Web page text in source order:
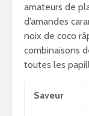
amateurs de
d’amandes
noix de coco
combinaisons
toutes les
Saveur